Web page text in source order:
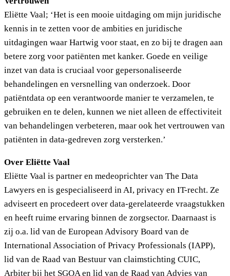
Eliëtte Vaal; ‘Het is een mooie uitdaging om mijn juridische
kennis in te zetten voor de ambities en juridische
uitdagingen waar Hartwig voor staat, en zo bij te dragen aan
betere zorg voor patiënten met kanker. Goede en veilige
inzet van data is cruciaal voor gepersonaliseerde
behandelingen en versnelling van onderzoek. Door
patiëntdata op een verantwoorde manier te verzamelen, te
gebruiken en te delen, kunnen we niet alleen de effectiviteit
van behandelingen verbeteren, maar ook het vertrouwen van
patiënten in data-gedreven zorg versterken.’
Over Eliëtte Vaal
Eliëtte Vaal is partner en medeoprichter van The Data
Lawyers en is gespecialiseerd in AI, privacy en IT-recht. Ze
adviseert en procedeert over data-gerelateerde vraagstukken
en heeft ruime ervaring binnen de zorgsector. Daarnaast is
zij o.a. lid van de European Advisory Board van de
International Association of Privacy Professionals (IAPP),
lid van de Raad van Bestuur van claimstichting CUIC,
Arbiter bij het SGOA en lid van de Raad van Advies van